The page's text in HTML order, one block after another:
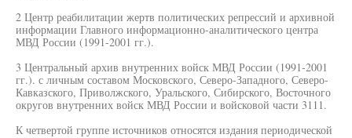
2 Центр реабилитации жертв политических репрессий и архивной
информации Главного информационно-аналитического центра
МВД России (1991-2001 гг.).
3 Центральный архив внутренних войск МВД России (1991-2001
гг.). с личным составом Московского, Северо-Западного, Северо-
Кавказского, Приволжского, Уральского, Сибирского, Восточного
округов внутренних войск МВД России и войсковой части 3111.
К четвертой группе источников относятся издания периодической